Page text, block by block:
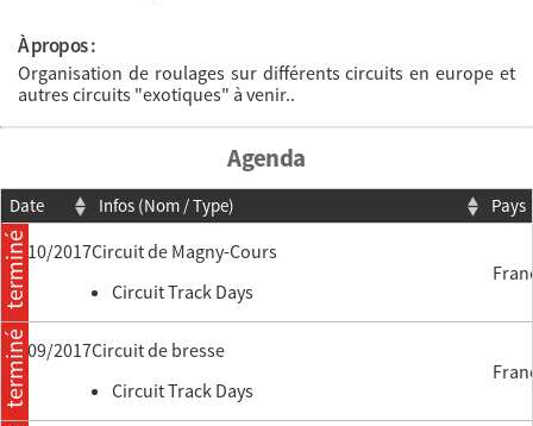
À propos :
Organisation de roulages sur différents circuits en europe et
autres circuits "exotiques" à venir..
Agenda
Date Infos (Nom / Type) Pays
terminé
16/10/2017 circuit de Magny-Cours
Circuit Track Days
terminé
15/09/2017 circuit de bresse
Circuit Track Days